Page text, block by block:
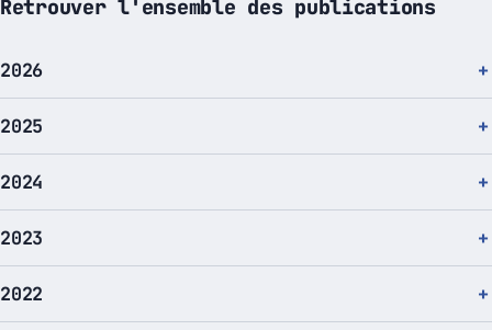
Retrouver l'ensemble des publications
2026
2025
2024
2023
2022